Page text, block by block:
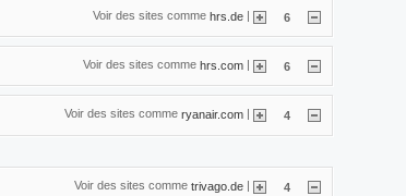
Voir des sites comme hrs.de | 6
Voir des sites comme hrs.com | 6
Voir des sites comme ryanair.com | 4
Voir des sites comme trivago.de 4